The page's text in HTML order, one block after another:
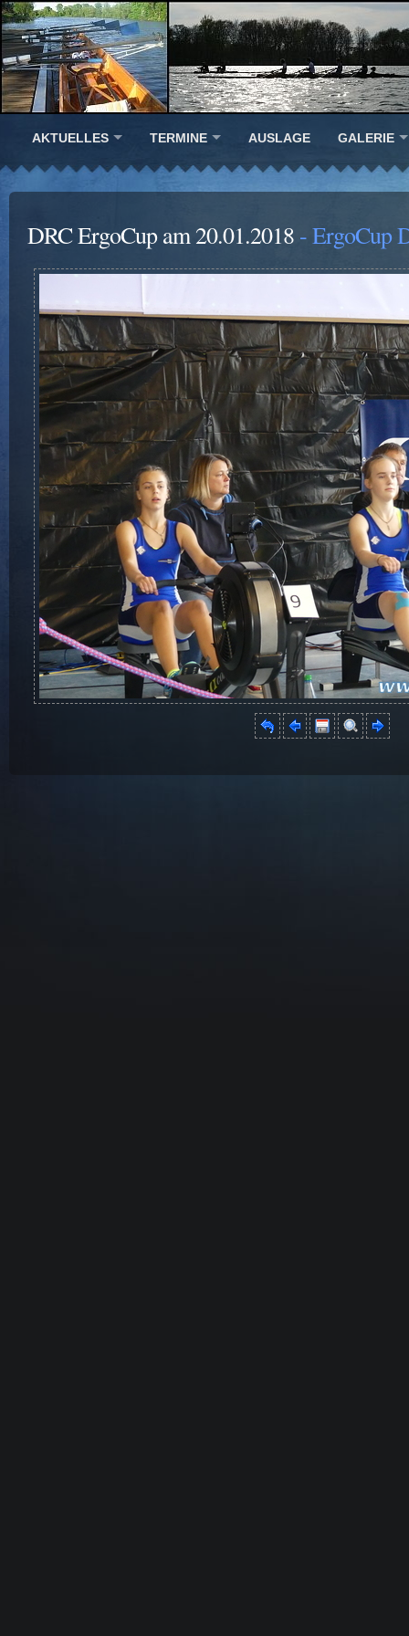
AKTUELLES TERMINE AUSLAGE GALERIE
DRC ErgoCup am 20.01.2018 - ErgoCup